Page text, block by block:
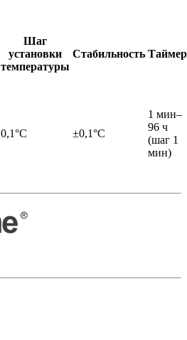
Шаг
установки
температуры
Стабильность Таймер
0,1°C ±0,1°C
1 мин–
96 ч
(шаг 1
мин)